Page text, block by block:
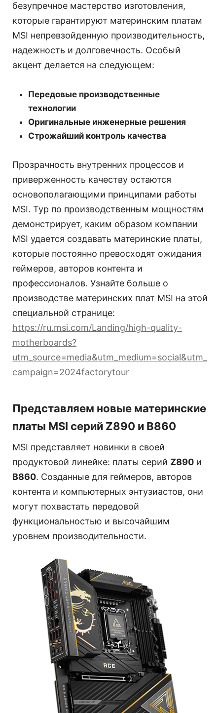
безупречное мастерство изготовления,
которые гарантируют материнским платам
MSI непревзойденную производительность,
надежность и долговечность. Особый
акцент делается на следующем:
Передовые производственные
технологии
Оригинальные инженерные решения
Строжайший контроль качества
Прозрачность внутренних процессов и
приверженность качеству остаются
основополагающими принципами работы
MSI. Тур по производственным мощностям
демонстрирует, каким образом компании
MSI удается создавать материнские платы,
которые постоянно превосходят ожидания
геймеров, авторов контента и
профессионалов. Узнайте больше о
производстве материнских плат MSI на этой
специальной странице:
https://ru.msi.com/Landing/high-quality-
motherboards?
utm_source=media&utm_medium=social&utm_
campaign=2024factorytour
Представляем новые материнские
платы MSI серий Z890 и B860
MSI представляет новинки в своей
продуктовой линейке: платы серий Z890 и
B860. Созданные для геймеров, авторов
контента и компьютерных энтузиастов, они
могут похвастать передовой
функциональностью и высочайшим
уровнем производительности.